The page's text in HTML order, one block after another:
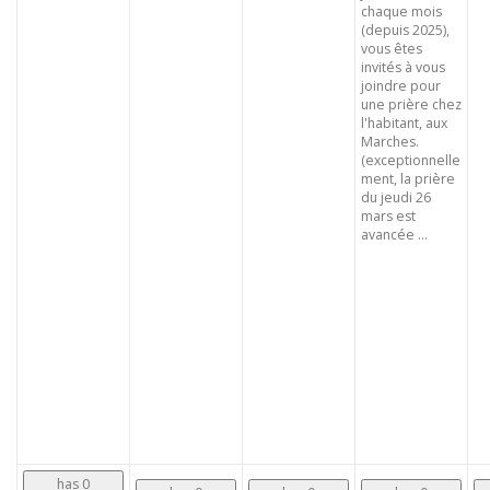
chaque mois
(depuis 2025),
vous êtes
invités à vous
joindre pour
une prière chez
l'habitant, aux
Marches.
(exceptionnelle
ment, la prière
du jeudi 26
mars est
avancée ...
has 0